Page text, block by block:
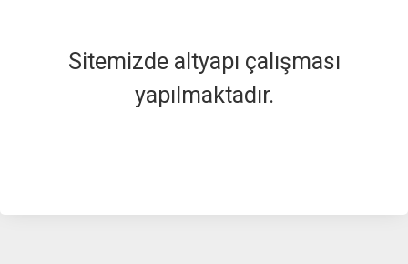
Sitemizde altyapı çalışması
yapılmaktadır.